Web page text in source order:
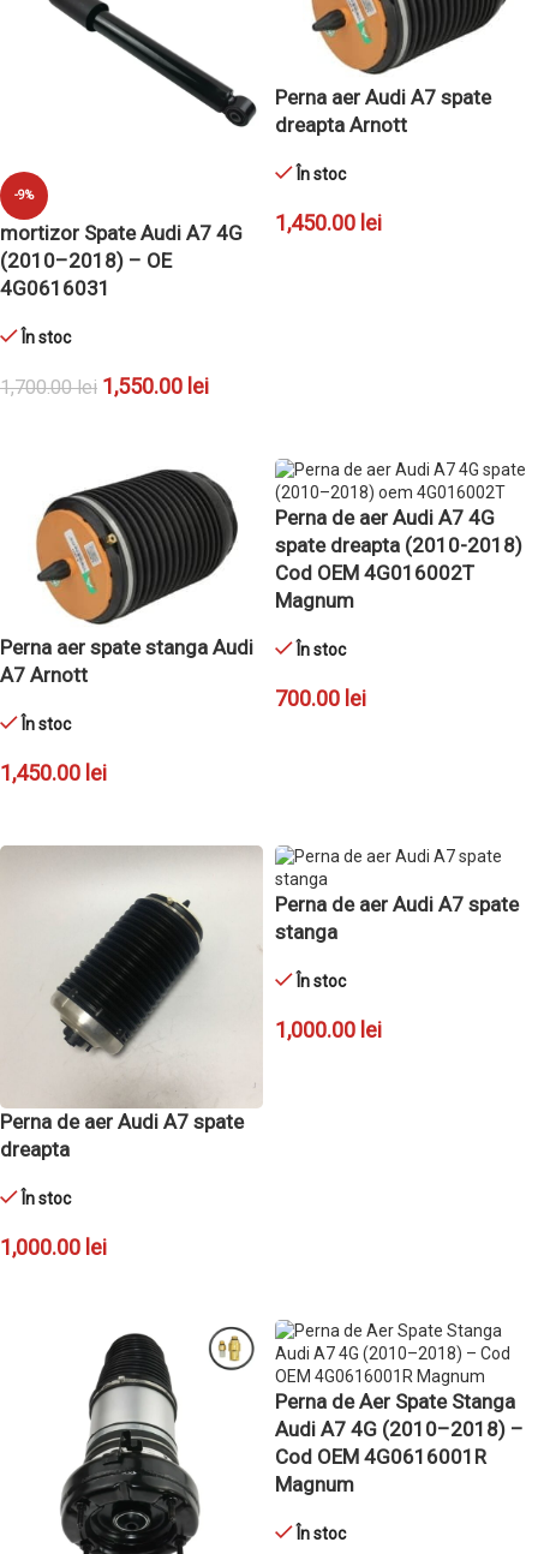
-9%
mortizor Spate Audi A7 4G
(2010–2018) – OE
4G0616031
În stoc
1,700.00lei 1,550.00 lei
Perna aer Audi A7 spate
dreapta Arnott
În stoc
1,450.00 lei
Perna aer spate stanga Audi
A7 Arnott
În stoc
1,450.00 lei
Perna de aer Audi A7 4G
spate dreapta (2010-2018)
Cod OEM 4G016002T
Magnum
În stoc
700.00 lei
Perna de aer Audi A7 spate
dreapta
În stoc
1,000.00 lei
Perna de aer Audi A7 spate
stanga
În stoc
1,000.00 lei
Perna de Aer Spate Stanga
Audi A7 4G (2010–2018) –
Cod OEM 4G0616001R
Magnum
În stoc